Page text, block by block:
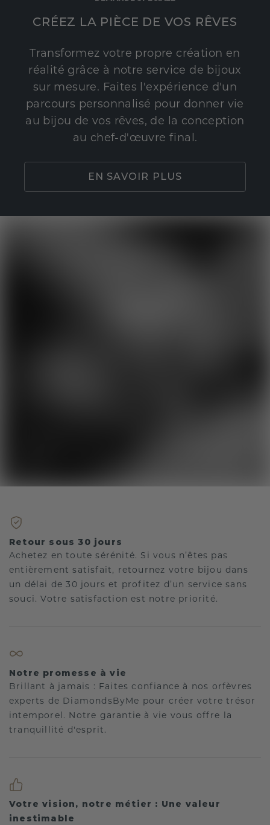
CRÉEZ LA PIÈCE DE VOS RÊVES
Transformez votre propre création en
réalité grâce à notre service de bijoux
sur mesure. Faites l'expérience d'un
parcours personnalisé pour donner vie
au bijou de vos rêves, de la conception
au chef-d'œuvre final.
EN SAVOIR PLUS
Retour sous 30 jours
Achetez en toute sérénité. Si vous n’êtes pas
entièrement satisfait, retournez votre bijou dans
un délai de 30 jours et profitez d’un service sans
souci. Votre satisfaction est notre priorité.
Notre promesse à vie
Brillant à jamais : Faites confiance à nos orfèvres
experts de DiamondsByMe pour créer votre trésor
intemporel. Notre garantie à vie vous offre la
tranquillité d'esprit.
Votre vision, notre métier : Une valeur
inestimable